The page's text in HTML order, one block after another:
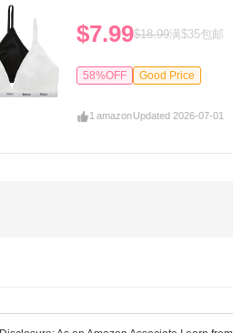
$7.99$18.99满$35包邮
58%OFF Good Price
1 amazon Updated 2026-07-01